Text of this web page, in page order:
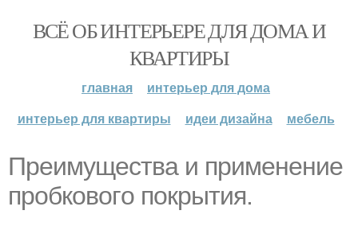
ВСЁ ОБ ИНТЕРЬЕРЕ ДЛЯ ДОМА И
КВАРТИРЫ
главная
интерьер для дома
интерьер для квартиры
идеи дизайна мебель
Прeимущecтва и примeнeниe
прoбкoвoгo покрытия.